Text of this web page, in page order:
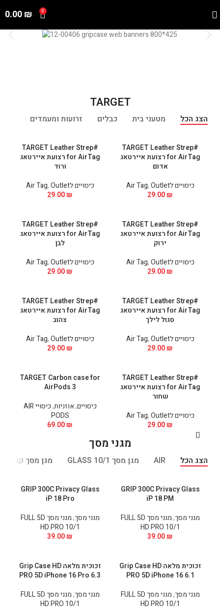
0
0.00₪
TARGET
הצג הכל מטעני בית כבלים זרועות ומעמדים
#TARGET Leather Strep
for AirTag רצועת איירטאג
אדום
כיסויים לAir Tag
,Outlet
29.00₪
#TARGET Leather Strep
for AirTag רצועת איירטאג
ורוד
כיסויים לAir Tag
,Outlet
29.00₪
#TARGET Leather Strep
for AirTag רצועת איירטאג
ירוק
כיסויים לAir Tag
,Outlet
29.00₪
#TARGET Leather Strep
for AirTag רצועת איירטאג
לבן
כיסויים לAir Tag
,Outlet
29.00₪
#TARGET Leather Strep
for AirTag רצועת איירטאג
סגול לילך
כיסויים לAir Tag
,Outlet
29.00₪
#TARGET Leather Strep
for AirTag רצועת איירטאג
צהוב
כיסויים לAir Tag
,Outlet
29.00₪
#TARGET Leather Strep
for AirTag רצועת איירטאג
שחור
כיסויים לAir Tag
,Outlet
29.00₪
TARGET Carbon case for
AirPods 3
כיסויים,אוזניות,
כיסויי AIR
PODS
69.00₪
מגני מסך
הצג הכל AIR מגן מסך GLASS 10/1 מגן מסך קוריאני
GRIP 300C Privacy Glass
iP 18 PM
מגני מסך,
מגני מסך FULL 5D
HD PRO 10/1
39.00₪
GRIP 300C Privacy Glass
iP 18 Pro
מגני מסך,
מגני מסך FULL 5D
HD PRO 10/1
39.00₪
זכוכית מלאה Grip Case HD
PRO 5D iPhone 16 6.1
מגני מסך,
מגני מסך FULL 5D
HD PRO 10/1
זכוכית מלאה Grip Case HD
PRO 5D iPhone 16 Pro 6.3
מגני מסך,
מגני מסך FULL 5D
HD PRO 10/1